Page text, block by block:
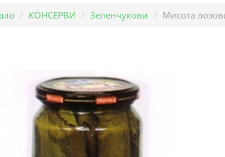
КОНСЕРВИ Зеленчукови Мисота